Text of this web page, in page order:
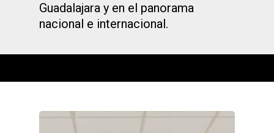
Guadalajara y en el panorama
nacional e internacional.